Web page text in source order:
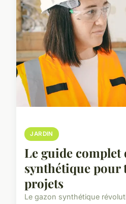
JARDIN
Le guide complet
synthétique pour
projets
Le gazon synthétique